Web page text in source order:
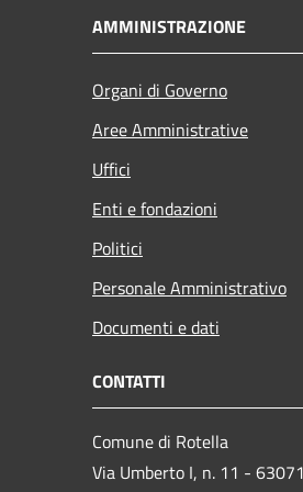
AMMINISTRAZIONE
Organi di Governo
Aree Amministrative
Uffici
Enti e fondazioni
Politici
Personale Amministrativo
Documenti e dati
CONTATTI
Comune di Rotella
Via Umberto I, n. 11 -